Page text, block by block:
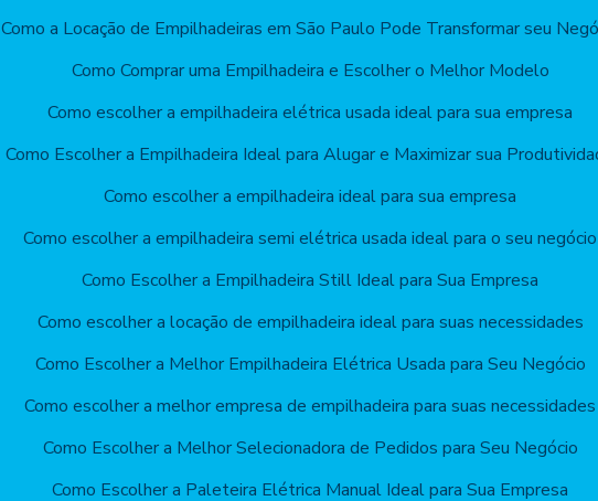
Como a Locação de Empilhadeiras em São Paulo Pode Transformar seu
Como Comprar uma Empilhadeira e Escolher o Melhor Modelo
Como escolher a empilhadeira elétrica usada ideal para sua empresa
Como Escolher a Empilhadeira Ideal para Alugar e Maximizar sua
Como escolher a empilhadeira ideal para sua empresa
Como escolher a empilhadeira semi elétrica usada ideal para o seu negócio
Como Escolher a Empilhadeira Still Ideal para Sua Empresa
Como escolher a locação de empilhadeira ideal para suas necessidades
Como Escolher a Melhor Empilhadeira Elétrica Usada para Seu Negócio
Como escolher a melhor empresa de empilhadeira para suas necessidades
Como Escolher a Melhor Selecionadora de Pedidos para Seu Negócio
Como Escolher a Paleteira Elétrica Manual Ideal para Sua Empresa